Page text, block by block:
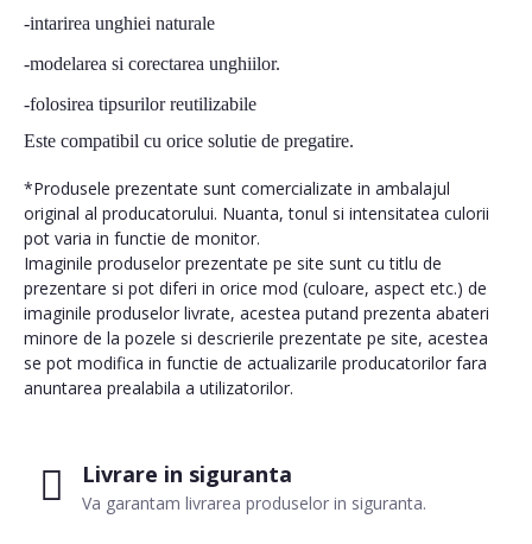
Livrare in siguranta
Va garantam livrarea produselor in siguranta.
-intarirea unghiei naturale
-modelarea si corectarea unghiilor.
-folosirea tipsurilor reutilizabile
Este compatibil cu orice solutie de pregatire.
*Produsele prezentate sunt comercializate in ambalajul
original al producatorului. Nuanta, tonul si intensitatea culorii
pot varia in functie de monitor.
Imaginile produselor prezentate pe site sunt cu titlu de
prezentare si pot diferi in orice mod (culoare, aspect etc.) de
imaginile produselor livrate, acestea putand prezenta abateri
minore de la pozele si descrierile prezentate pe site, acestea
se pot modifica in functie de actualizarile producatorilor fara
anuntarea prealabila a utilizatorilor.